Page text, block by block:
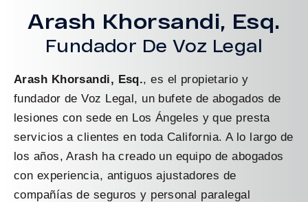
Arash Khorsandi, Esq.
Fundador De Voz Legal
Arash Khorsandi, Esq., es el propietario y
fundador de Voz Legal, un bufete de abogados de
lesiones con sede en Los Ángeles y que presta
servicios a clientes en toda California. A lo largo de
los años, Arash ha creado un equipo de abogados
con experiencia, antiguos ajustadores de
compañías de seguros y personal paralegal